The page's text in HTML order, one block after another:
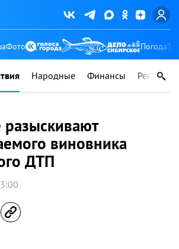
Фото Погода
Народные Финансы Регионы
разыскивают
виновника
ДТП